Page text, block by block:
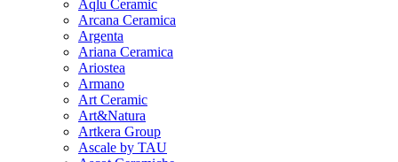
Aqlu Ceramic
Arcana Ceramica
Argenta
Ariana Ceramica
Ariostea
Armano
Art Ceramic
Art&Natura
Artkera Group
Ascale by TAU